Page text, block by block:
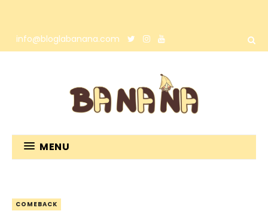
info@bloglabanana.com
MENU
COMEBACK